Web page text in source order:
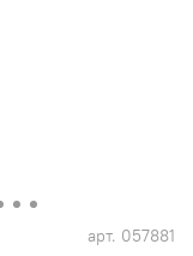
арт. 057881